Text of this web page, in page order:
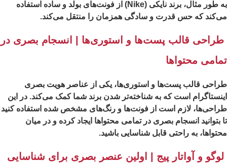
به طور مثال، برند نایکی (Nike) از فونت‌های بولد و ساده استفاده
که حس قدرت و سادگی همزمان را منتقل می‌کند.
قالب پست‌ها و استوری‌ها | انسجام بصری در
محتواها
قالب پست‌ها و استوری‌ها، یکی از عناصر هویت بصری
است که به شناخته‌‌تر شدن برند شما کمک می‌کند. در این
لازم است از فونت‌ها و رنگ‌های مشخص شده استفاده کنید
بتوانید انسجام بصری در تمامی محتواها ایجاد کرده و در میان
به راحتی قابل شناسایی باشید.
و آواتار پیج | اولین عنصر بصری برای شناسایی